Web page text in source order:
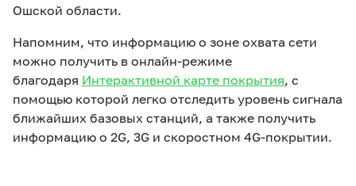
Ошской области.
Напомним, что информацию о зоне охвата сети
можно получить в онлайн-режиме
благодаря Интерактивной карте покрытия, с
помощью которой легко отследить уровень сигнала
ближайших базовых станций, а также получить
информацию о 2G, 3G и скоростном 4G-покрытии.